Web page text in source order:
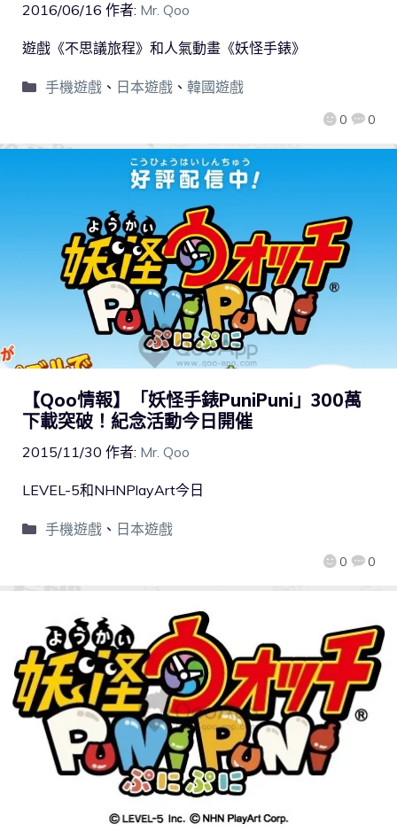
2016/06/16 作者: Mr. Qoo
0 0
遊戲《不思議旅程》和人氣動畫《妖怪手錶》
手機遊戲、 日本遊戲、 韓國遊戲
【Qoo情報】「妖怪手錶PuniPuni」300萬
下載突破！紀念活動今日開催
2015/11/30 作者: Mr. Qoo
0 0
LEVEL-5和NHNPlayArt今日
手機遊戲、 日本遊戲